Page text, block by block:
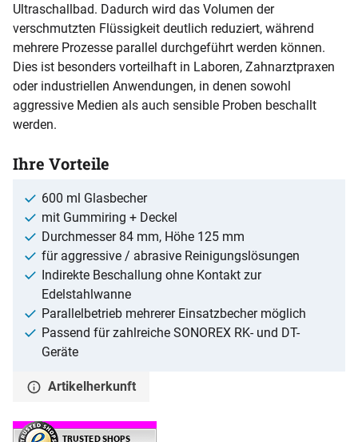
Ultraschallbad. Dadurch wird das Volumen der
verschmutzten Flüssigkeit deutlich reduziert, während
mehrere Prozesse parallel durchgeführt werden können.
Dies ist besonders vorteilhaft in Laboren, Zahnarztpraxen
oder industriellen Anwendungen, in denen sowohl
aggressive Medien als auch sensible Proben beschallt
werden.
Ihre Vorteile
600 ml Glasbecher
mit Gummiring + Deckel
Durchmesser 84 mm, Höhe 125 mm
für aggressive / abrasive Reinigungslösungen
Indirekte Beschallung ohne Kontakt zur
Edelstahlwanne
Parallelbetrieb mehrerer Einsatzbecher möglich
Passend für zahlreiche SONOREX RK- und DT-
Geräte
Artikelherkunft